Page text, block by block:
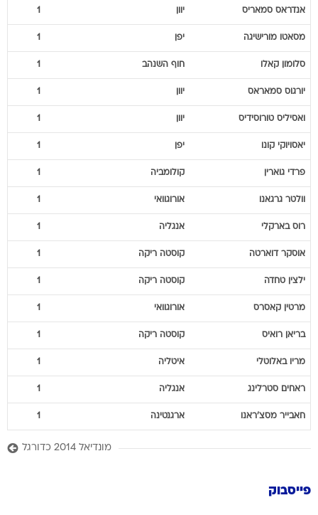
אנדראס סמאריס יוון 1
מסאטו מורישיגה יפן 1
סלומון קאלו חוף השנהב 1
יורגוס סמאראס יוון 1
ואסיליס טורוסידיס יוון 1
יאסויוקי קונו יפן 1
פרדי גוארין קולומביה 1
וולטר גרגאנו אורוגוואי 1
רוס בארקלי אנגליה 1
אוסקר דוארטה קוסטה ריקה 1
ילצין טחדה קוסטה ריקה 1
מרטין קאסרס אורוגוואי 1
בריאן רואיס קוסטה ריקה 1
מריו באלוטלי איטליה 1
ראחים סטרלינג אנגליה 1
חאבייר מסצ'ראנו ארגנטינה 1
מונדיאל 2014 כדורגל
פייסבוק